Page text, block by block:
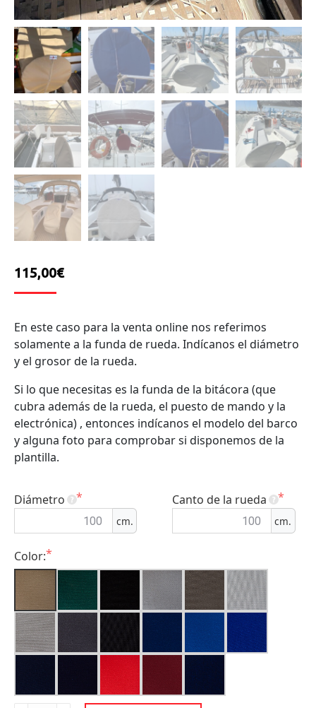
115,00€
En este caso para la venta online nos referimos
solamente a la funda de rueda. Indícanos el diámetro
y el grosor de la rueda.
Si lo que necesitas es la funda de la bitácora (que
cubra además de la rueda, el puesto de mando y la
electrónica) , entonces indícanos el modelo del barco
y alguna foto para comprobar si disponemos de la
plantilla.
Diámetro Canto de la rueda
Color: